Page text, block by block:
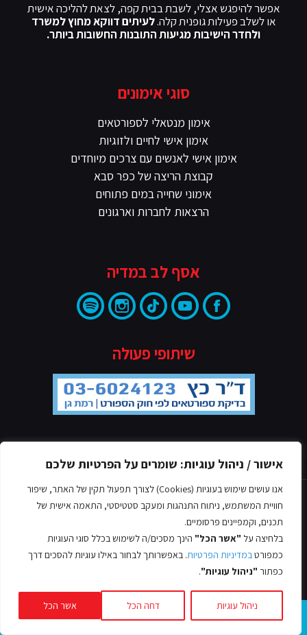
אישור / ניהול עוגיות: שומרים על הפרטיות שלכם
אנו עושים שימוש בעוגיות (Cookies) לצורך תפעול תקין של האתר, שיפור
חוויית המשתמש, ניתוח התנהגות ומעקב סטטיסטי, התאמה אישית של
תכנים, וקמפיינים פרסומיים.
בלחיצה על "אשר הכל" הינך מסכים/ה לשימוש בכלל סוגי העוגיות
כמפורטבמדיניות הפרטיות. באפשרותך לבחור באילו עוגיות להסכים דרך
כפתור "ניהול עוגיות".
ניהול עוגיות דחה הכל אשר הכל
אפשר להיפגש אצלי, לשבת בבית קפה, לצאת להליכה אישית
או לשלב פעילות גופנית קלה.לעיתים דווקא מחוץ למשרד
ולחדר הישיבות מגיעות התובנות החשובות ביותר.
סוגי אימונים
אימון מנטאלי לספורטאים
אימון אישי לחיים ולזוגיות
אימון אישי לאנשים עם צרכים מיוחדים
קבוצת הריצה של כפר סבא
אימוני שחייה במים פתוחים
הרצאות לחברות וארגונים
אסף לב במדיה
שיתופי פעולה
מדיניות הפרטיות
© כל הזכויות שמורות אסף לב, 2022
עיצוב ובניית אתרים -